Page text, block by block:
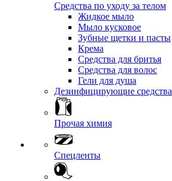
Средства по уходу за телом
Жидкое мыло
Мыло кусковое
Зубные щетки и пасты
Крема
Средства для бритья
Средства для волос
Гели для душа
Дезинфицирующие средства
Прочая химия
Спецленты